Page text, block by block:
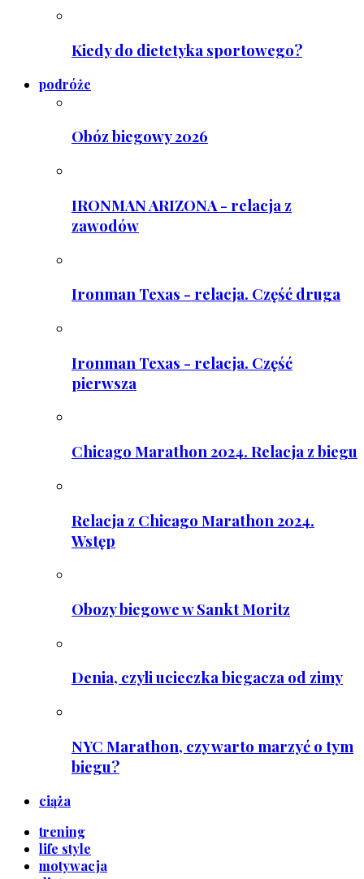
Kiedy do dietetyka sportowego?
podróże
Obóz biegowy 2026
IRONMAN ARIZONA - relacja z
zawodów
Ironman Texas - relacja. Część druga
Ironman Texas - relacja. Część
pierwsza
Chicago Marathon 2024. Relacja z biegu
Relacja z Chicago Marathon 2024.
Wstęp
Obozy biegowe w Sankt Moritz
Denia, czyli ucieczka biegacza od zimy
NYC Marathon, czy warto marzyć o tym
biegu?
ciąża
trening
life style
motywacja